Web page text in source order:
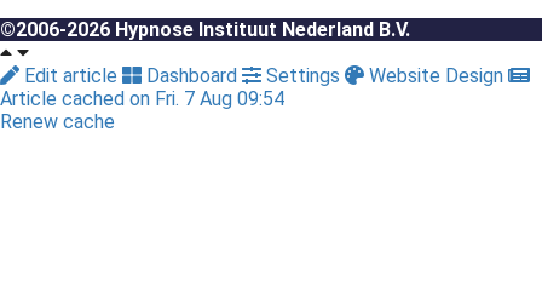
©2006-2026 Hypnose Instituut Nederland B.V.
Edit article
Dashboard Settings
Website Design
Article cached on Fri. 7 Aug 09:54
Renew cache